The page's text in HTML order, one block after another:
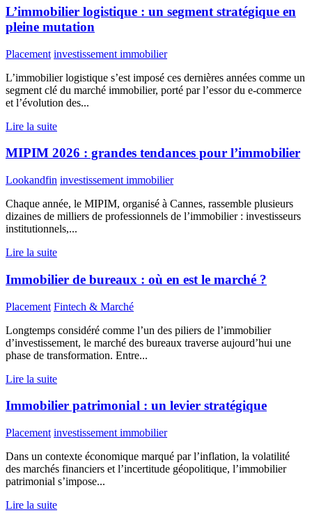
L’immobilier logistique : un segment stratégique en
pleine mutation
Placement investissement immobilier
L’immobilier logistique s’est imposé ces dernières années comme un
segment clé du marché immobilier, porté par l’essor du e-commerce
et l’évolution des...
Lire la suite
MIPIM 2026 : grandes tendances pour l’immobilier
Lookandfin investissement immobilier
Chaque année, le MIPIM, organisé à Cannes, rassemble plusieurs
dizaines de milliers de professionnels de l’immobilier : investisseurs
institutionnels,...
Lire la suite
Immobilier de bureaux : où en est le marché ?
Placement Fintech & Marché
Longtemps considéré comme l’un des piliers de l’immobilier
d’investissement, le marché des bureaux traverse aujourd’hui une
phase de transformation. Entre...
Lire la suite
Immobilier patrimonial : un levier stratégique
Placement investissement immobilier
Dans un contexte économique marqué par l’inflation, la volatilité
des marchés financiers et l’incertitude géopolitique, l’immobilier
patrimonial s’impose...
Lire la suite